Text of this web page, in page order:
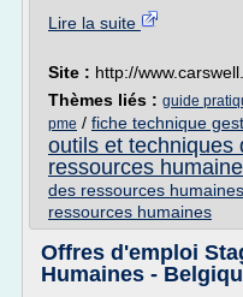
Lire la suite
Site : http://
Thèmes liés : guide
pme / fiche technique
outils et techniques
ressources
des ressources humaines
ressources humaines
Offres d'emploi
Humaines -